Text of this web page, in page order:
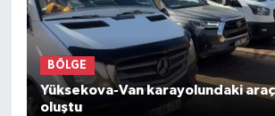
BÖLGE
Yüksekova-Van karayolundaki
oluştu